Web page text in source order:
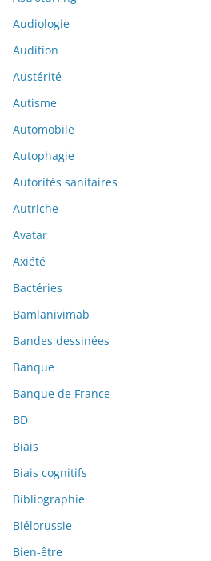
Audiologie
Audition
Austérité
Autisme
Automobile
Autophagie
Autorités sanitaires
Autriche
Avatar
Axiété
Bactéries
Bamlanivimab
Bandes dessinées
Banque
Banque de France
BD
Biais
Biais cognitifs
Bibliographie
Biélorussie
Bien-être